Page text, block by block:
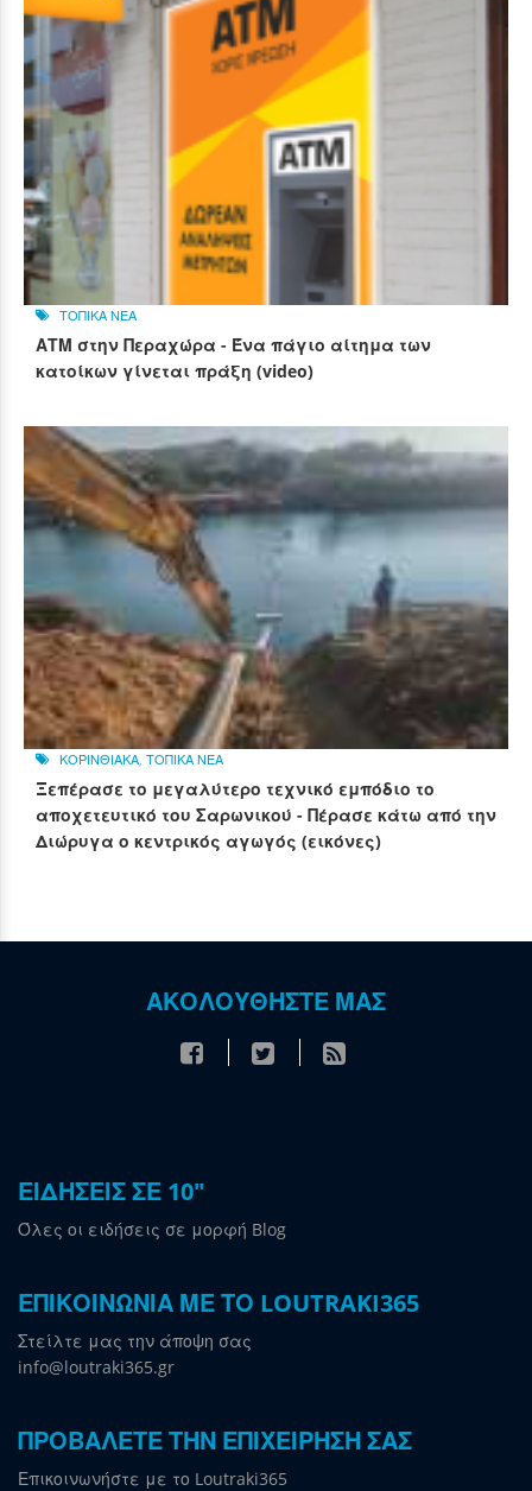
ΤΟΠΙΚΑ ΝΕΑ
ΑΤΜ στην Περαχώρα - Ένα πάγιο αίτημα των
κατοίκων γίνεται πράξη (video)
ΚΟΡΙΝΘΙΑΚΑ ΤΟΠΙΚΑ ΝΕΑ
Ξεπέρασε το μεγαλύτερο τεχνικό εμπόδιο το
αποχετευτικό του Σαρωνικού - Πέρασε κάτω από την
Διώρυγα ο κεντρικός αγωγός (εικόνες)
ΑΚΟΛΟΥΘΗΣΤΕ ΜΑΣ
ΕΙΔΗΣΕΙΣ ΣΕ 10"
Όλες οι ειδήσεις σε μορφή Blog
ΕΠΙΚΟΙΝΩΝΙΑ ΜΕ ΤΟ LOUTRAKI365
Στείλτε μας την άποψη σας
info@loutraki365.gr
ΠΡΟΒΑΛΕΤΕ ΤΗΝ ΕΠΙΧΕΙΡΗΣΗ ΣΑΣ
Επικοινωνήστε με το Loutraki365